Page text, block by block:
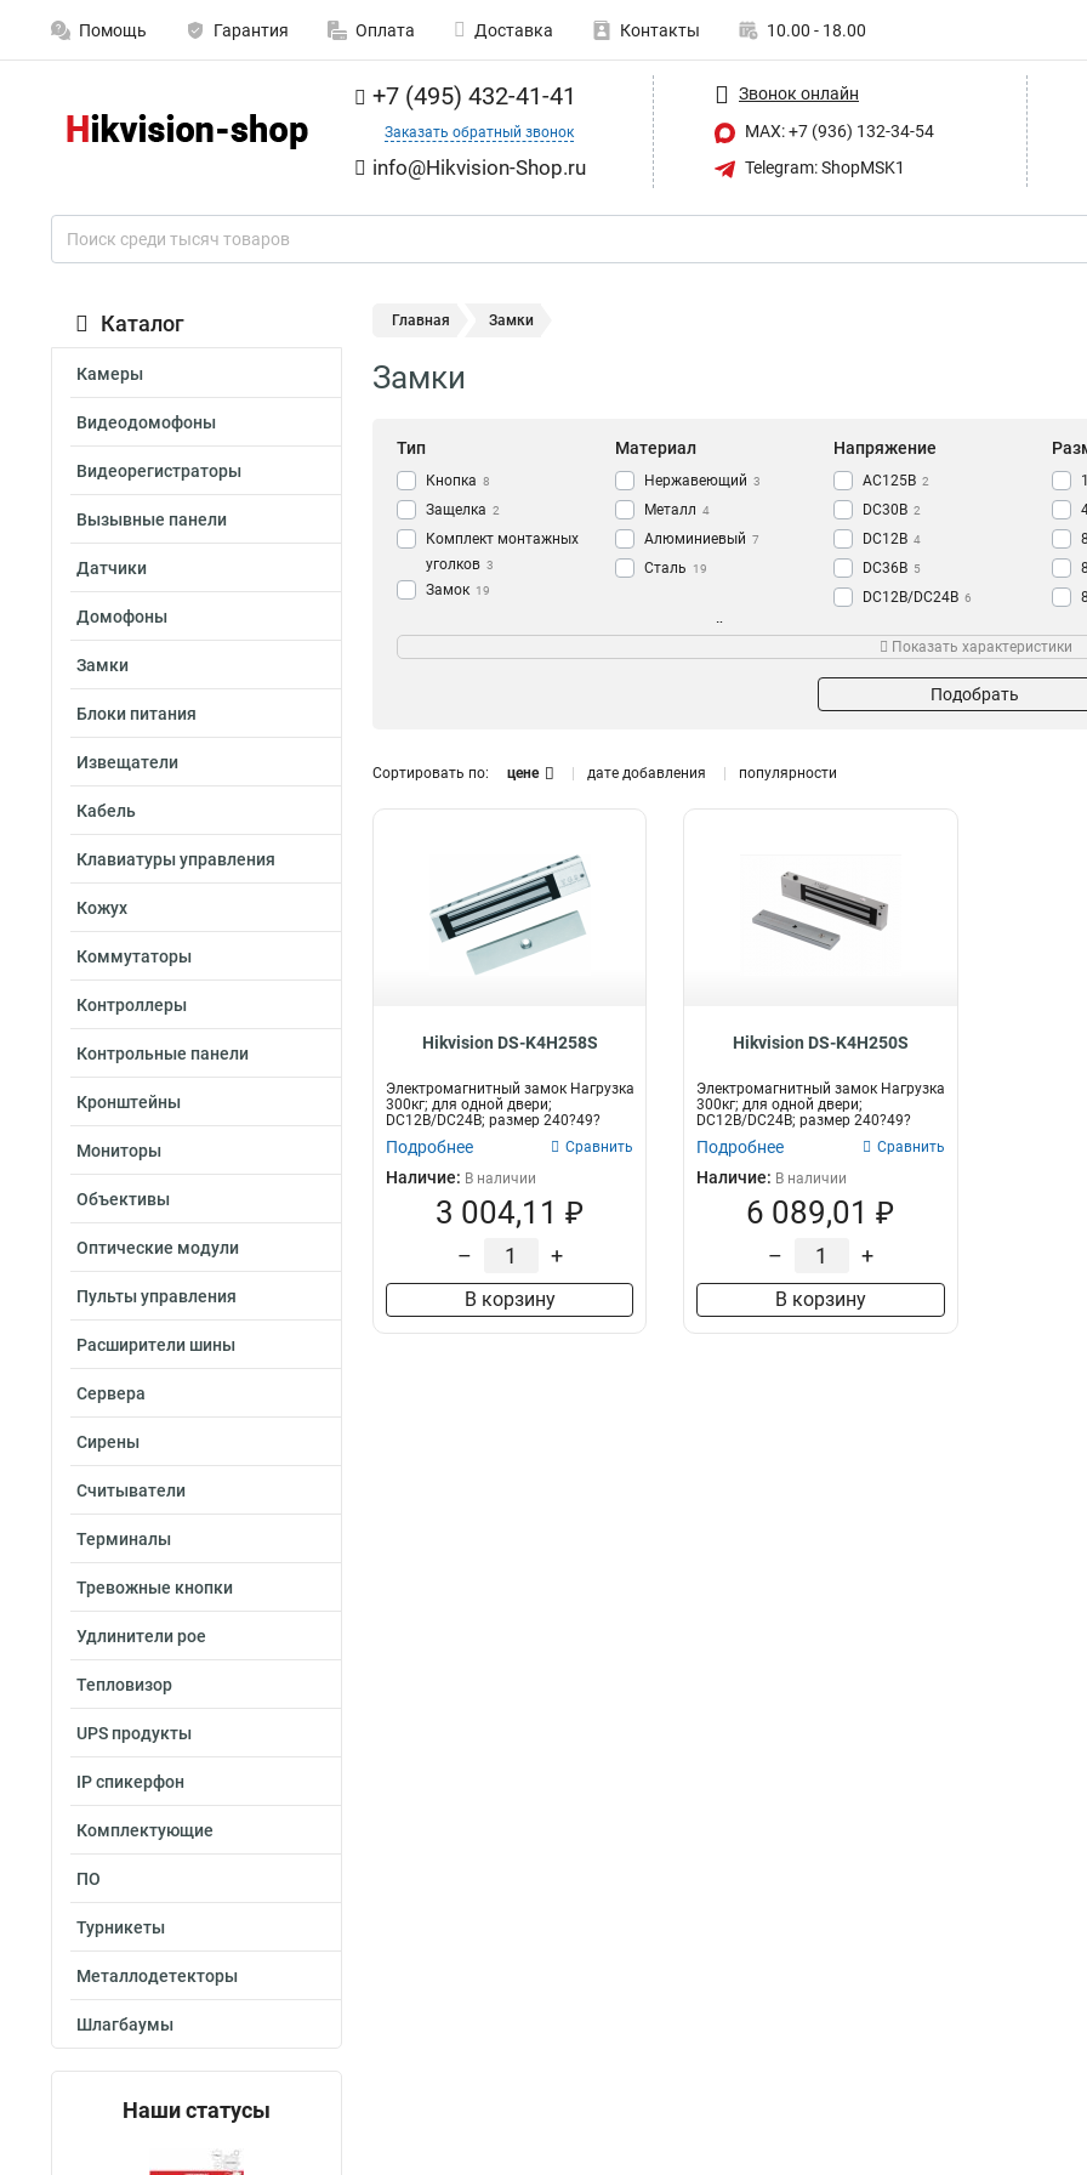
Помощь Гарантия Оплата Доставка Контакты 10.00 - 18.00
+7 (495) 432-41-41
Заказать обратный звонок
info@Hikvision-Shop.ru
Звонок онлайн
MAX: +7 (936) 132-34-54
Telegram: ShopMSK1
Каталог
Камеры
Видеодомофоны
Видеорегистраторы
Вызывные панели
Датчики
Домофоны
Замки
Блоки питания
Извещатели
Кабель
Клавиатуры управления
Кожух
Коммутаторы
Контроллеры
Контрольные панели
Кронштейны
Мониторы
Объективы
Оптические модули
Пульты управления
Расширители шины
Сервера
Сирены
Считыватели
Терминалы
Тревожные кнопки
Удлинители poe
Тепловизор
UPS продукты
IP спикерфон
Комплектующие
ПО
Турникеты
Металлодетекторы
Шлагбаумы
Наши статусы
Главная Замки
Замки
Тип
Кнопка 8
Защелка 2
Комплект монтажных
уголков 3
Замок 19
Материал
Нержавеющий 3
Металл 4
Алюминиевый 7
Сталь 19
Напряжение
AC125В 2
DC30В 2
DC12В 4
DC36В 5
DC12В/DC24В 6
180° 3
Пожароустойчивость
Да 1
Показать характеристики
Подобрать
Сортировать по: цене дате добавления популярности
Hikvision DS-K4H258S
Электромагнитный замок Нагрузка
300кг; для одной двери;
DC12В/DC24В; размер 240?49?
25.5мм; стал...
Подробнее Сравнить
Наличие: В наличии
3 004,11 ₽
– +
В корзину
Hikvision DS-K4H250S
Электромагнитный замок Нагрузка
300кг; для одной двери;
DC12В/DC24В; размер 240?49?
25.5мм; стал...
Подробнее Сравнить
Наличие: В наличии
6 089,01 ₽
– +
В корзину